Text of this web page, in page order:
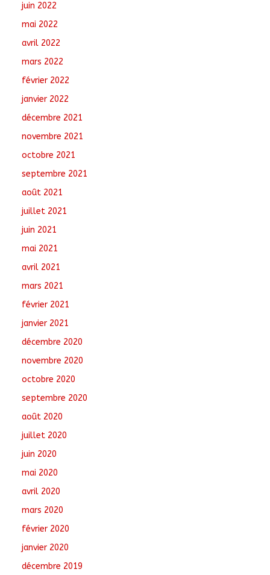
juin 2022
mai 2022
avril 2022
mars 2022
février 2022
janvier 2022
décembre 2021
novembre 2021
octobre 2021
septembre 2021
août 2021
juillet 2021
juin 2021
mai 2021
avril 2021
mars 2021
février 2021
janvier 2021
décembre 2020
novembre 2020
octobre 2020
septembre 2020
août 2020
juillet 2020
juin 2020
mai 2020
avril 2020
mars 2020
février 2020
janvier 2020
décembre 2019